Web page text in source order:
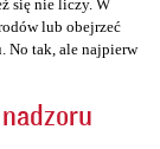
się nie liczy. W
lub obejrzeć
No tak, ale najpierw